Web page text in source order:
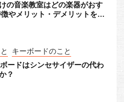
の音楽教室はどの楽器がおす
やメリット・デメリットをチ
キーボードのこと
ードはシンセサイザーの代わ
？